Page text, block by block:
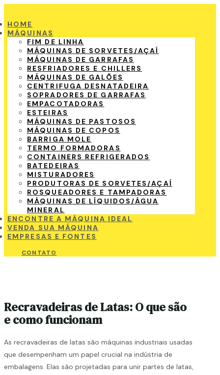
HOME
MÁQUINAS
FIM DE LINHA
MÁQUINAS DE SORVETES/AÇAÍ
MÁQUINAS DE GARRAFAS
RESFRIADORES E CHILLERS
MÁQUINAS DE GALÕES
CENTRIFUGA DESNATADEIRA
SOPRADORES DE GARRAFAS
EMPACOTADORAS
ESTEIRAS
MÁQUINAS DE PASTOSOS
MÁQUINAS DE COPOS
BARRIGA MOLE
TERMO FORMADORAS
CONTAINERS REFRIGERADOS
BATEDEIRAS
MISTURADORES
PRODUTORAS DE SORVETES/AÇAÍ
ROSQUEADORES E TAMPADORAS
MÁQUINAS DE LÍQUIDOS/ÁGUA
MINERAL
ENCONTRE A MÁQUINA IDEAL
VENDA SUA MÁQUINA
EMPRESAS E FONTES
CONTATO
Recravadeiras de Latas: O que são
e como funcionam
As recravadeiras de latas são máquinas industriais usadas
que desempenham um papel crucial na indústria de
embalagens. Elas são projetadas para unir partes de latas,